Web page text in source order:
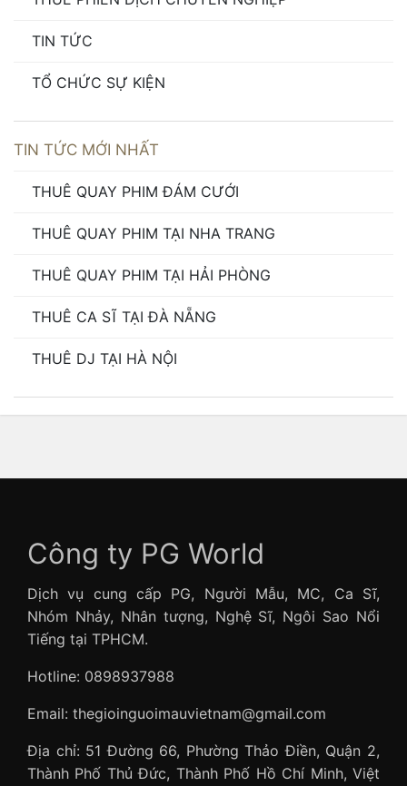
TIN TỨC
TỔ CHỨC SỰ KIỆN
TIN TỨC MỚI NHẤT
THUÊ QUAY PHIM ĐÁM CƯỚI
THUÊ QUAY PHIM TẠI NHA TRANG
THUÊ QUAY PHIM TẠI HẢI PHÒNG
THUÊ CA SĨ TẠI ĐÀ NẴNG
THUÊ DJ TẠI HÀ NỘI
Công ty PG World
Dịch vụ cung cấp PG, Người Mẫu, MC, Ca Sĩ,
Nhóm Nhảy, Nhân tượng, Nghệ Sĩ, Ngôi Sao Nổi
Tiếng tại TPHCM.
Hotline: 0898937988
Email: thegioinguoimauvietnam@gmail.com
Địa chỉ: 51 Đường 66, Phường Thảo Điền, Quận 2,
Thành Phố Thủ Đức, Thành Phố Hồ Chí Minh, Việt